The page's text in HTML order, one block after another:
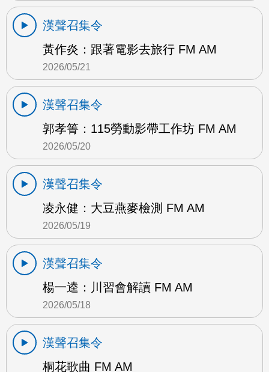
漢聲召集令
黃作炎：跟著電影去旅行 FM AM
2026/05/21
漢聲召集令
郭孝箐：115勞動影帶工作坊 FM AM
2026/05/20
漢聲召集令
凌永健：大豆燕麥檢測 FM AM
2026/05/19
漢聲召集令
楊一逵：川習會解讀 FM AM
2026/05/18
漢聲召集令
桐花歌曲 FM AM